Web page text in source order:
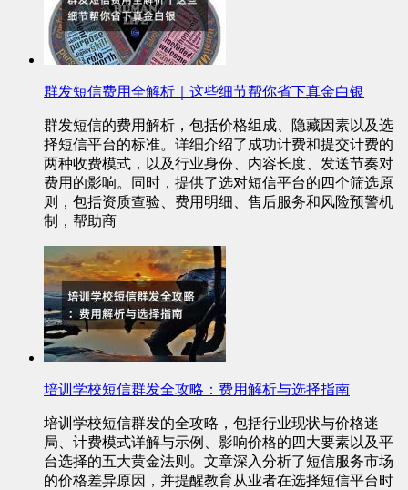
群发短信费用全解析｜这些细节帮你省下真金白银
群发短信的费用解析，包括价格组成、隐藏因素以及选
择短信平台的标准。详细介绍了成功计费和提交计费的
两种收费模式，以及行业身份、内容长度、发送节奏对
费用的影响。同时，提供了选对短信平台的四个筛选原
则，包括资质查验、费用明细、售后服务和风险预警机
制，帮助商
培训学校短信群发全攻略：费用解析与选择指南
培训学校短信群发的全攻略，包括行业现状与价格迷
局、计费模式详解与示例、影响价格的四大要素以及平
台选择的五大黄金法则。文章深入分析了短信服务市场
的价格差异原因，并提醒教育从业者在选择短信平台时